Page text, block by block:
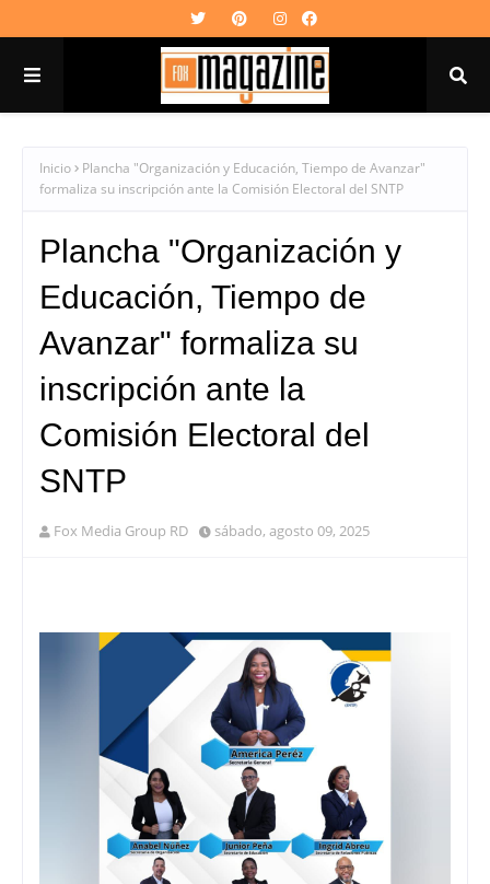
Inicio
Plancha "Organización y Educación, Tiempo de Avanzar"
formaliza su inscripción ante la Comisión Electoral del SNTP
Plancha "Organización y
Educación, Tiempo de
Avanzar" formaliza su
inscripción ante la
Comisión Electoral del
SNTP
Fox Media Group RD sábado, agosto 09, 2025